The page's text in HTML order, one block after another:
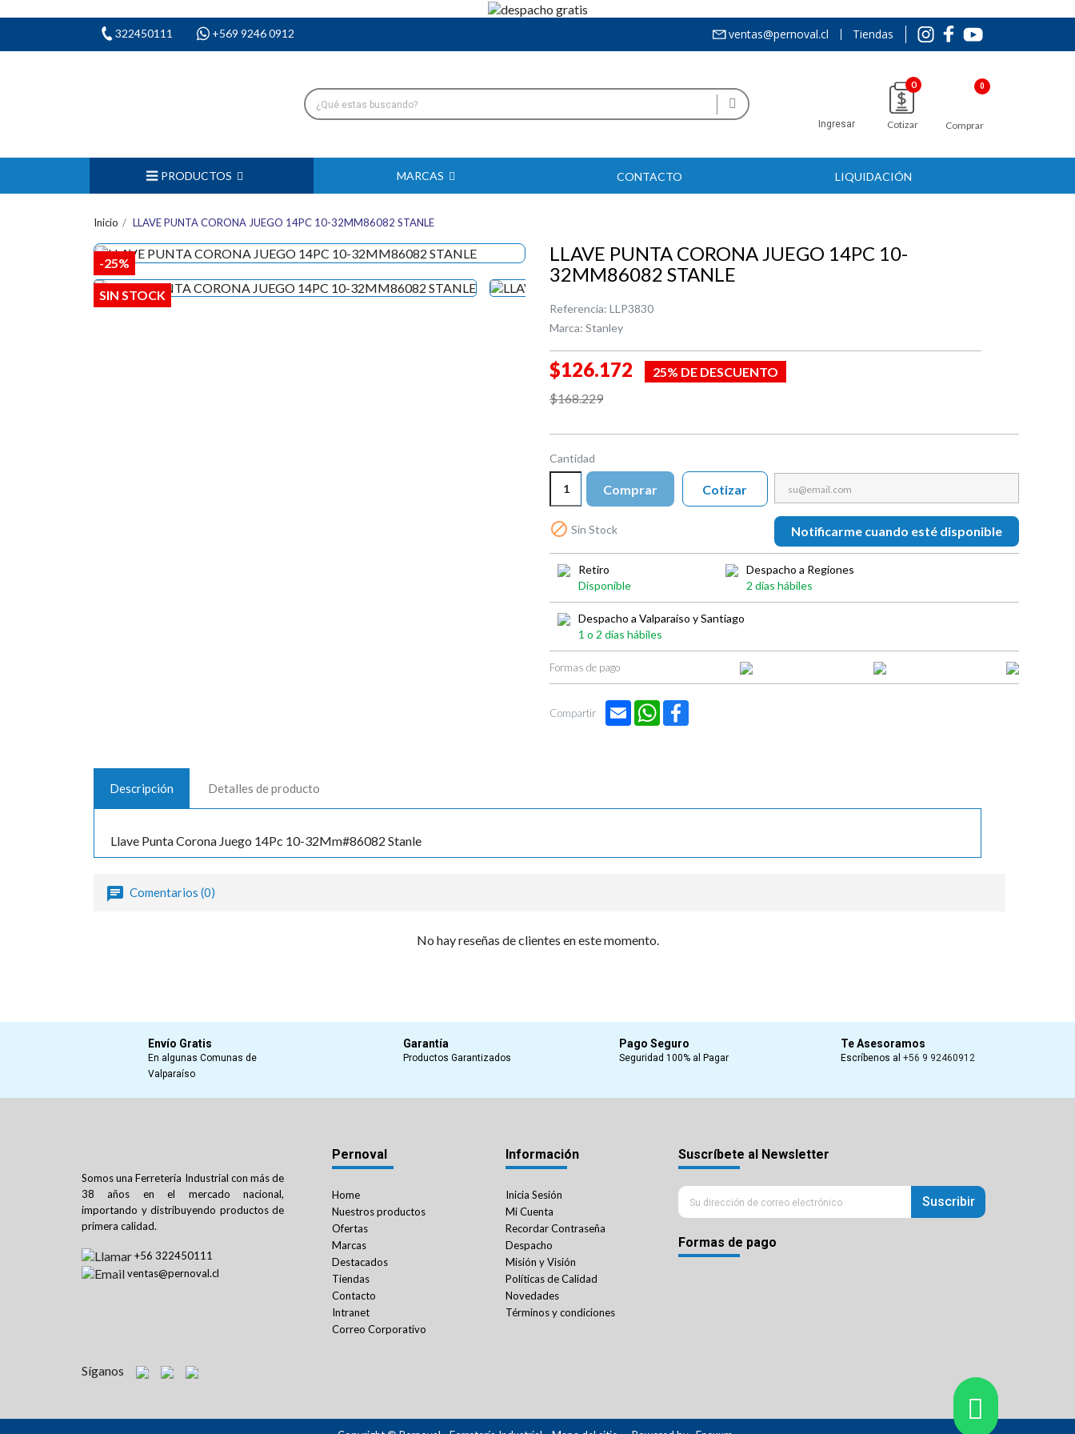
322450111 +569 9246 0912 ventas@pernoval.cl Tiendas
Ingresar
0
Cotizar Comprar
PRODUCTOS MARCAS CONTACTO LIQUIDACIÓN
Inicio LLAVE PUNTA CORONA JUEGO 14PC 10-32MM86082 STANLE
-25%
SIN STOCK
LLAVE PUNTA CORONA JUEGO 14PC 10-
32MM86082 STANLE
Referencia: LLP3830
Marca: Stanley
$126.172
25% DE DESCUENTO
$168.229
Cantidad
Comprar
 Sin Stock Notificarme cuando esté disponible
Cotizar
Retiro
Disponible
Despacho a Regiones
2 días hábiles
Despacho a Valparaíso y Santiago
1 o 2 días hábiles
Formas de pago
Compartir Email WhatsApp
Descripción Detalles de producto
Llave Punta Corona Juego 14Pc 10-32Mm#86082 Stanle
Comentarios (0)
No hay reseñas de clientes en este momento.
Envío Gratis
En algunas Comunas de
Valparaíso
Garantía
Productos Garantizados
Pago Seguro
Seguridad 100% al Pagar
Te Asesoramos
Escríbenos al+56 9 92460912
Somos una Ferretería Industrial con más de
38 años en el mercado nacional,
importando y distribuyendo productos de
primera calidad.
+56 322450111
ventas@pernoval.cl
Síganos
Pernoval
Home
Nuestros productos
Ofertas
Marcas
Destacados
Tiendas
Contacto
Intranet
Correo Corporativo
Información
Inicia Sesión
Mi Cuenta
Recordar Contraseña
Despacho
Misión y Visión
Políticas de Calidad
Novedades
Términos y condiciones
Suscríbete al Newsletter
Suscribir
Formas de pago